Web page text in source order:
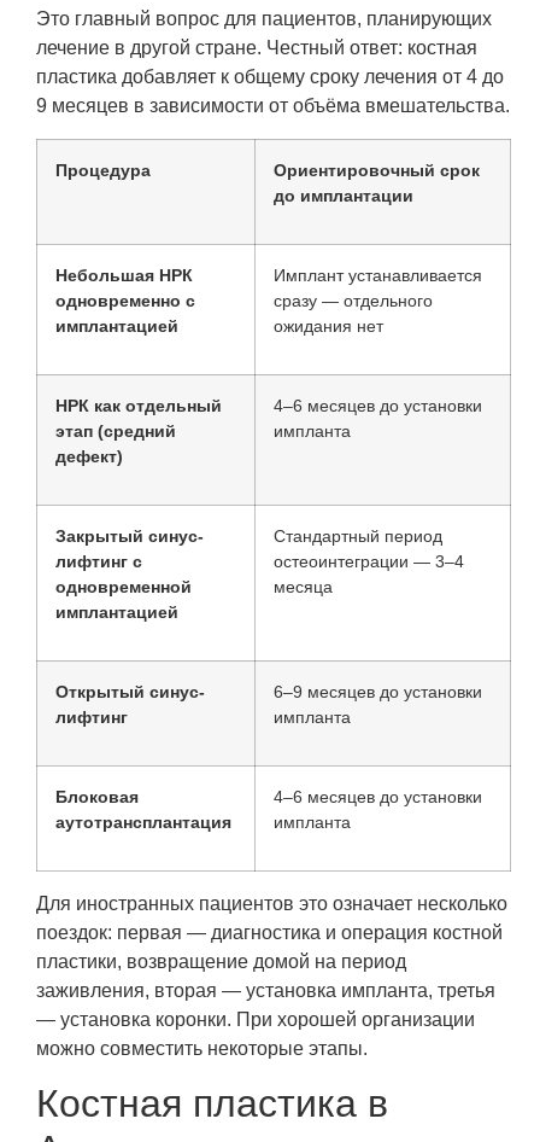
Это главный вопрос для пациентов, планирующих
лечение в другой стране. Честный ответ: костная
пластика добавляет к общему сроку лечения от 4 до
9 месяцев в зависимости от объёма вмешательства.
Процедура
Ориентировочный срок
до имплантации
Небольшая НРК
одновременно с
имплантацией
Имплант устанавливается
сразу — отдельного
ожидания нет
НРК как отдельный
этап (средний
дефект)
4–6 месяцев до установки
импланта
Закрытый синус-
лифтинг с
одновременной
имплантацией
Стандартный период
остеоинтеграции — 3–4
месяца
Открытый синус-
лифтинг
6–9 месяцев до установки
импланта
Блоковая
аутотрансплантация
4–6 месяцев до установки
импланта
Для иностранных пациентов это означает несколько
поездок: первая — диагностика и операция костной
пластики, возвращение домой на период
заживления, вторая — установка импланта, третья
— установка коронки. При хорошей организации
можно совместить некоторые этапы.
Костная пластика в